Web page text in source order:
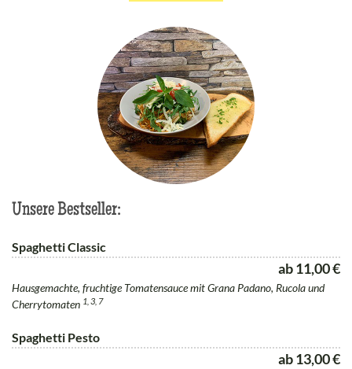
Unsere Bestseller:
Spaghetti Classic
ab 11,00 €
Hausgemachte, fruchtige Tomatensauce mit Grana Padano, Rucola und
Cherrytomaten 1, 3, 7
Spaghetti Pesto
ab 13,00 €